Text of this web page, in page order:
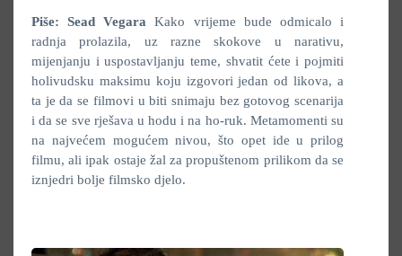
Piše: Sead Vegara Kako vrijeme bude odmicalo i
radnja prolazila, uz razne skokove u narativu,
mijenjanju i uspostavljanju teme, shvatit ćete i pojmiti
holivudsku maksimu koju izgovori jedan od likova, a
ta je da se filmovi u biti snimaju bez gotovog scenarija
i da se sve rješava u hodu i na ho-ruk. Metamomenti su
na najvećem mogućem nivou, što opet ide u prilog
filmu, ali ipak ostaje žal za propuštenom prilikom da se
iznjedri bolje filmsko djelo.